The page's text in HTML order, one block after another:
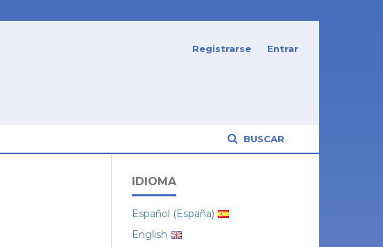
BUSCAR
Registrarse Entrar
IDIOMA
Español (España)
English